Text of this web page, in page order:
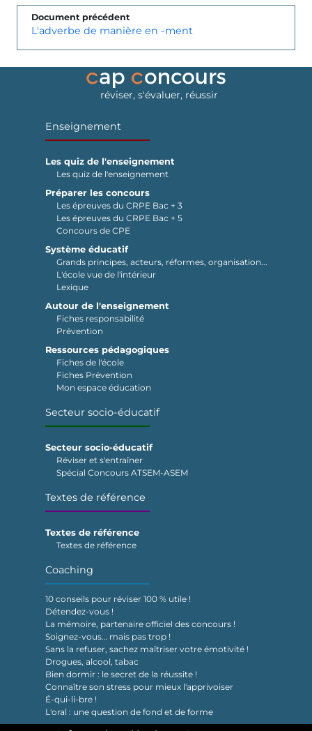
Document précédent
L'adverbe de manière en -ment
réviser, s'évaluer, réussir
Enseignement
Les quiz de l'enseignement
Les quiz de l'enseignement
Préparer les concours
Les épreuves du CRPE Bac + 3
Les épreuves du CRPE Bac + 5
Concours de CPE
Système éducatif
Grands principes, acteurs, réformes, organisation...
L'école vue de l'intérieur
Lexique
Autour de l'enseignement
Fiches responsabilité
Prévention
Ressources pédagogiques
Fiches de l'école
Fiches Prévention
Mon espace éducation
Secteur socio-éducatif
Secteur socio-éducatif
Réviser et s'entraîner
Spécial Concours ATSEM-ASEM
Textes de référence
Textes de référence
Textes de référence
Coaching
10 conseils pour réviser 100 % utile !
Détendez-vous !
La mémoire, partenaire officiel des concours !
Soignez-vous… mais pas trop !
Sans la refuser, sachez maîtriser votre émotivité !
Drogues, alcool, tabac
Bien dormir : le secret de la réussite !
Connaître son stress pour mieux l'apprivoiser
É-qui-li-bre !
L'oral : une question de fond et de forme